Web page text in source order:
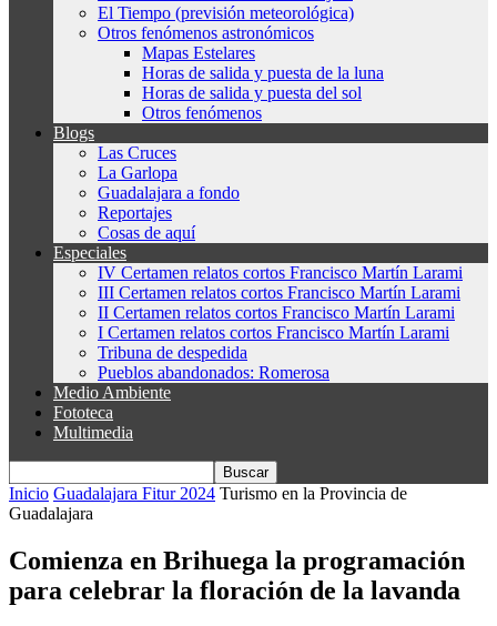
El Tiempo (previsión meteorológica)
Otros fenómenos astronómicos
Mapas Estelares
Horas de salida y puesta de la luna
Horas de salida y puesta del sol
Otros fenómenos
Blogs
Las Cruces
La Garlopa
Guadalajara a fondo
Reportajes
Cosas de aquí
Especiales
IV Certamen relatos cortos Francisco Martín Larami
III Certamen relatos cortos Francisco Martín Larami
II Certamen relatos cortos Francisco Martín Larami
I Certamen relatos cortos Francisco Martín Larami
Tribuna de despedida
Pueblos abandonados: Romerosa
Medio Ambiente
Fototeca
Multimedia
Inicio Guadalajara Fitur 2024 Turismo en la Provincia de
Guadalajara
Comienza en Brihuega la programación
para celebrar la floración de la lavanda